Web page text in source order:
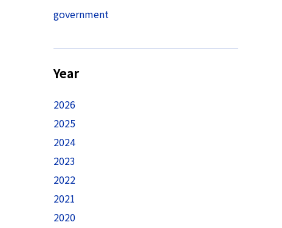
government
Year
2026
2025
2024
2023
2022
2021
2020